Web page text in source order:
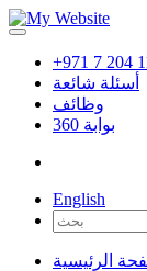
+971 7 204
أسئلة شائعة
وظائف
360 بوابة
English
الرئيسية